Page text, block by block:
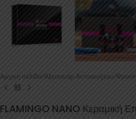
Αρχική σελίδα/Αξεσουάρ Αυτοκινήτου/
FLAMINGO NANO Κεραμική